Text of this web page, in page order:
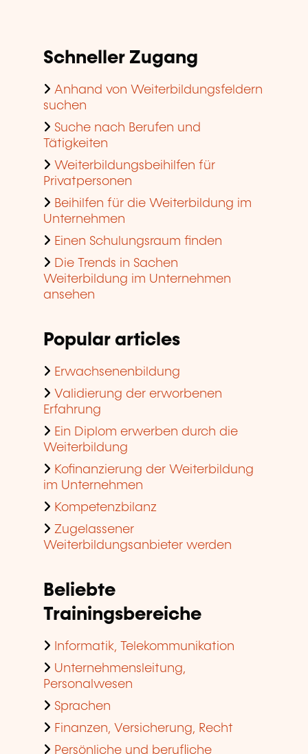
Schneller Zugang
Anhand von Weiterbildungsfeldern
suchen
Suche nach Berufen und
Tätigkeiten
Weiterbildungsbeihilfen für
Privatpersonen
Beihilfen für die Weiterbildung im
Unternehmen
Einen Schulungsraum finden
Die Trends in Sachen
Weiterbildung im Unternehmen
ansehen
Popular articles
Erwachsenenbildung
Validierung der erworbenen
Erfahrung
Ein Diplom erwerben durch die
Weiterbildung
Kofinanzierung der Weiterbildung
im Unternehmen
Kompetenzbilanz
Zugelassener
Weiterbildungsanbieter werden
Beliebte
Trainingsbereiche
Informatik, Telekommunikation
Unternehmensleitung,
Personalwesen
Sprachen
Finanzen, Versicherung, Recht
Persönliche und berufliche